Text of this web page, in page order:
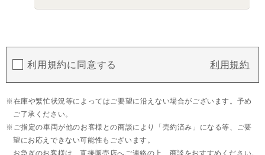
利用規約に同意する 利用規約
在庫や繁忙状況等によってはご要望に沿えない場合がございます。予め
ご了承ください。
ご指定の車両が他のお客様との商談により「売約済み」になる等、ご要
望にお応えできない可能性もございます。
お急ぎのお客様は、直接販売店へご連絡の上、商談をおすすめください。